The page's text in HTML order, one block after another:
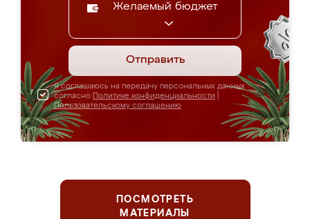
Желаемый бюджет
Отправить
Я соглашаюсь на передачу персональных данных
согласно Политике конфиденциальности
Пользовательскому соглашению
ПОСМОТРЕТЬ
МАТЕРИАЛЫ